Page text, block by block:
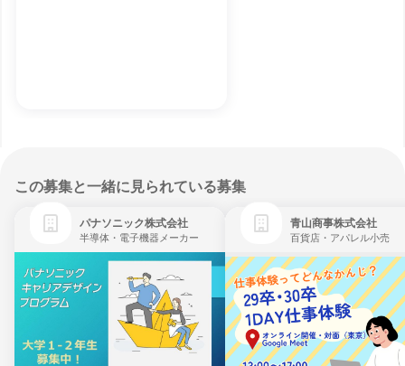
この募集と一緒に見られている募集
パナソニック株式会社
半導体・電子機器メーカー
青山商事株式会社
百貨店・アパレル小売